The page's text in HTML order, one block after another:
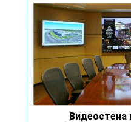
Видеостена